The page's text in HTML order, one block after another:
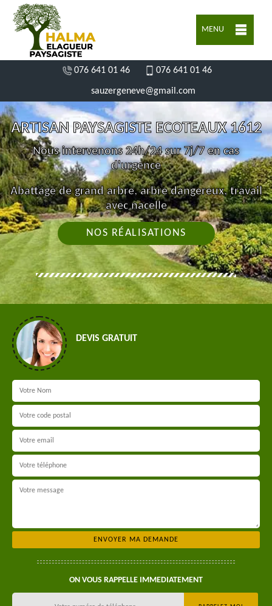
MENU
076 641 01 46 076 641 01 46
sauzergeneve@gmail.com
ARTISAN PAYSAGISTE ECOTEAUX 1612
Nous intervenons 24h/24 sur 7j/7 en cas
d'urgence
Abattage de grand arbre, arbre dangereux, travail
avec nacelle
NOS RÉALISATIONS
DEVIS GRATUIT
ON VOUS RAPPELLE IMMEDIATEMENT